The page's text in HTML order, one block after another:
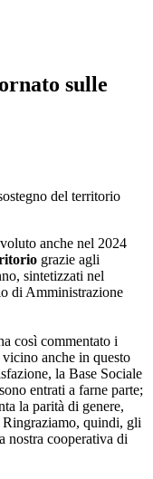
sulle
del territorio
anche nel 2024
grazie agli
sintetizzati nel
di Amministrazione
così commentato i
anche in questo
la Base Sociale
entrati a farne parte;
la parità di genere,
Ringraziamo, quindi, gli
nostra cooperativa di